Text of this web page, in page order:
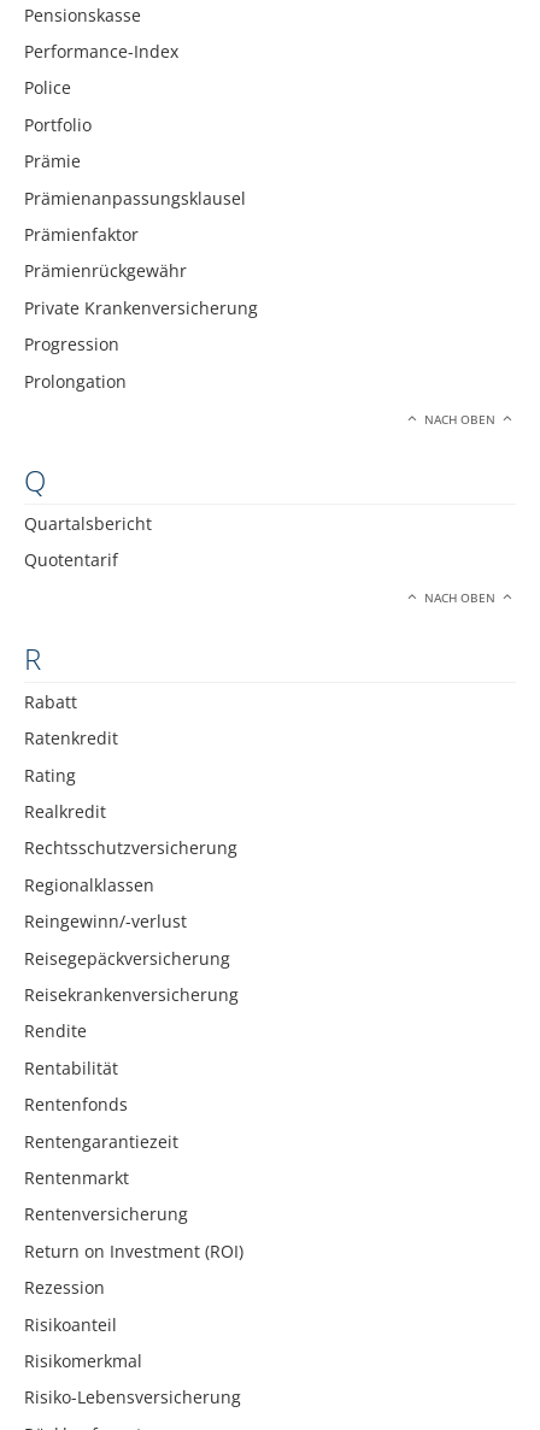
Pensionskasse
Performance-Index
Police
Portfolio
Prämie
Prämienanpassungsklausel
Prämienfaktor
Prämienrückgewähr
Private Krankenversicherung
Progression
Prolongation
NACH OBEN
Q
Quartalsbericht
Quotentarif
NACH OBEN
R
Rabatt
Ratenkredit
Rating
Realkredit
Rechtsschutzversicherung
Regionalklassen
Reingewinn/-verlust
Reisegepäckversicherung
Reisekrankenversicherung
Rendite
Rentabilität
Rentenfonds
Rentengarantiezeit
Rentenmarkt
Rentenversicherung
Return on Investment (ROI)
Rezession
Risikoanteil
Risikomerkmal
Risiko-Lebensversicherung